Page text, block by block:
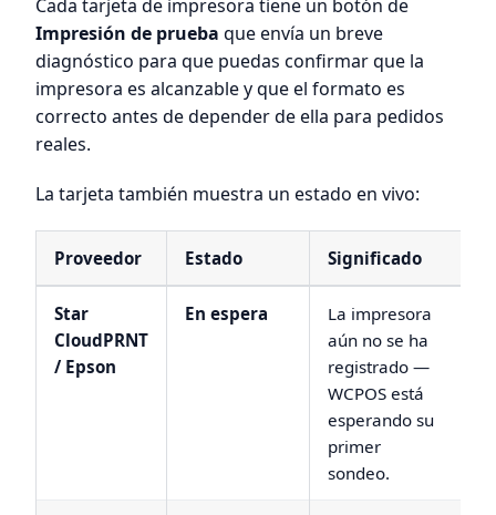
Cada tarjeta de impresora tiene un botón de
Impresión de prueba que envía un breve
diagnóstico para que puedas confirmar que la
impresora es alcanzable y que el formato es
correcto antes de depender de ella para pedidos
reales.
La tarjeta también muestra un estado en vivo:
Proveedor Estado Significado
Star
CloudPRNT
/ Epson
En espera
La impresora
aún no se ha
registrado —
WCPOS está
esperando su
primer
sondeo.